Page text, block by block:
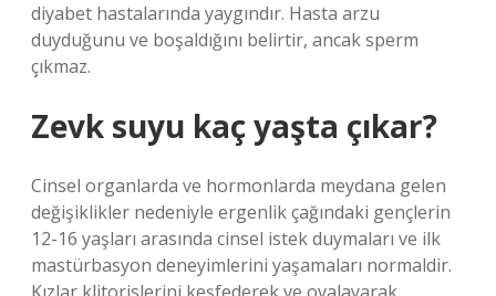
diyabet hastalarında yaygındır. Hasta arzu
duyduğunu ve boşaldığını belirtir, ancak sperm
çıkmaz.
Zevk suyu kaç yaşta çıkar?
Cinsel organlarda ve hormonlarda meydana gelen
değişiklikler nedeniyle ergenlik çağındaki gençlerin
12-16 yaşları arasında cinsel istek duymaları ve ilk
mastürbasyon deneyimlerini yaşamaları normaldir.